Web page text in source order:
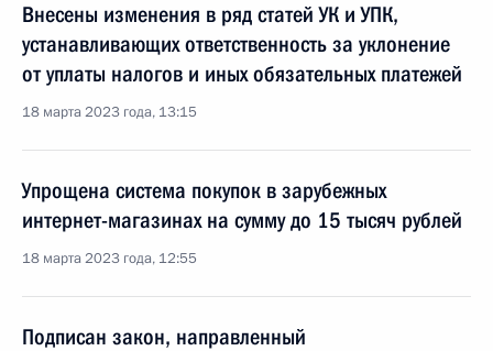
Внесены изменения в ряд статей УК и УПК,
устанавливающих ответственность за уклонение
от уплаты налогов и иных обязательных платежей
18 марта 2023 года, 13:15
Упрощена система покупок в зарубежных
интернет-магазинах на сумму до 15 тысяч рублей
18 марта 2023 года, 12:55
Подписан закон, направленный